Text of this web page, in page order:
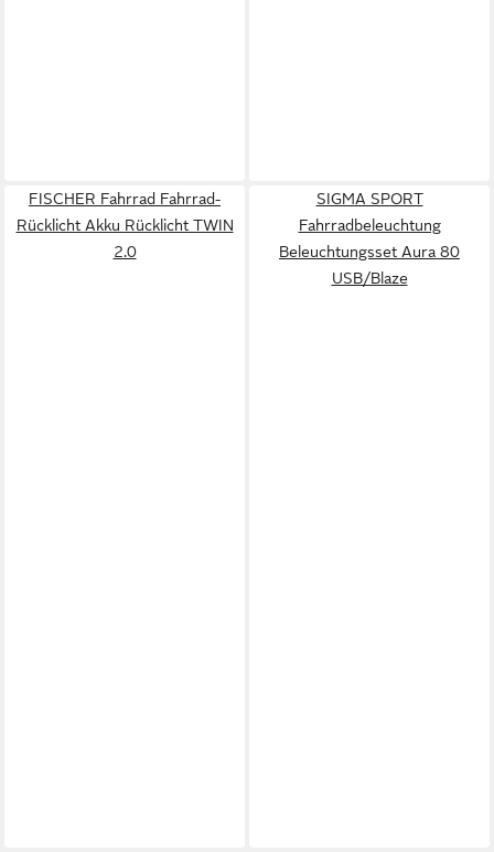
FISCHER Fahrrad Fahrrad-
Rücklicht Akku Rücklicht TWIN
2.0
SIGMA SPORT
Fahrradbeleuchtung
Beleuchtungsset Aura 80
USB/Blaze